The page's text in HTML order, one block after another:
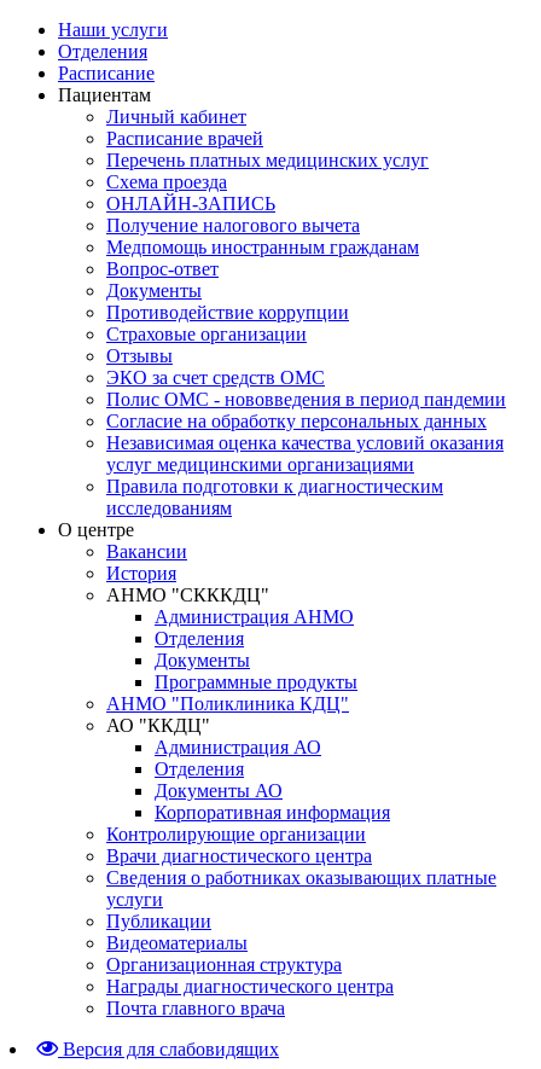
Наши услуги
Отделения
Расписание
Пациентам
Личный кабинет
Расписание врачей
Перечень платных медицинских услуг
Схема проезда
ОНЛАЙН-ЗАПИСЬ
Получение налогового вычета
Медпомощь иностранным гражданам
Вопрос-ответ
Документы
Противодействие коррупции
Страховые организации
Отзывы
ЭКО за счет средств ОМС
Полис ОМС - нововведения в период пандемии
Согласие на обработку персональных данных
Независимая оценка качества условий оказания
услуг медицинскими организациями
Правила подготовки к диагностическим
исследованиям
О центре
Вакансии
История
АНМО "СКККДЦ"
Администрация АНМО
Отделения
Документы
Программные продукты
АНМО "Поликлиника КДЦ"
АО "ККДЦ"
Администрация АО
Отделения
Документы АО
Корпоративная информация
Контролирующие организации
Врачи диагностического центра
Сведения о работниках оказывающих платные
услуги
Публикации
Видеоматериалы
Организационная структура
Награды диагностического центра
Почта главного врача
Версия для слабовидящих